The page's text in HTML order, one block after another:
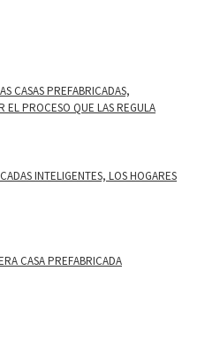
CASAS PREFABRICADAS,
EL PROCESO QUE LAS REGULA
INTELIGENTES, LOS HOGARES
CASA PREFABRICADA